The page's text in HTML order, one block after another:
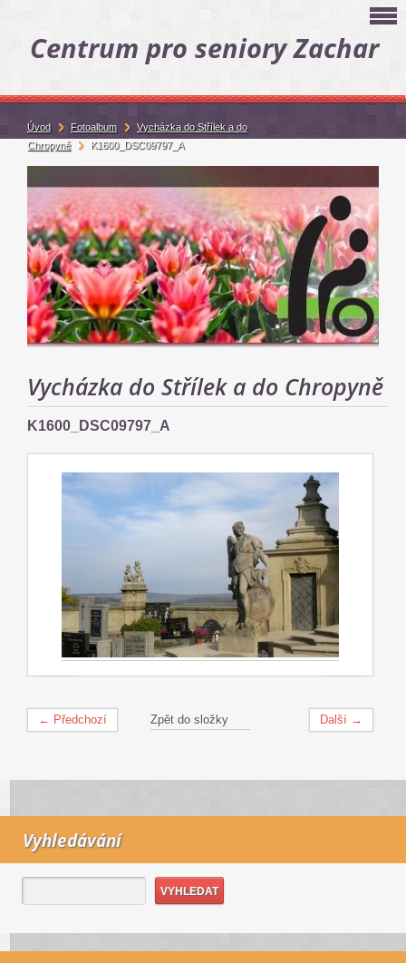
Centrum pro seniory Zachar
Vycházka do Střílek a do Chropyně
K1600_DSC09797_A
← Předchozí Další →
Zpět do složky
Vyhledávání
Úvod Fotoalbum
Vycházka do Střílek a do
Chropyně
K1600_DSC09797_A